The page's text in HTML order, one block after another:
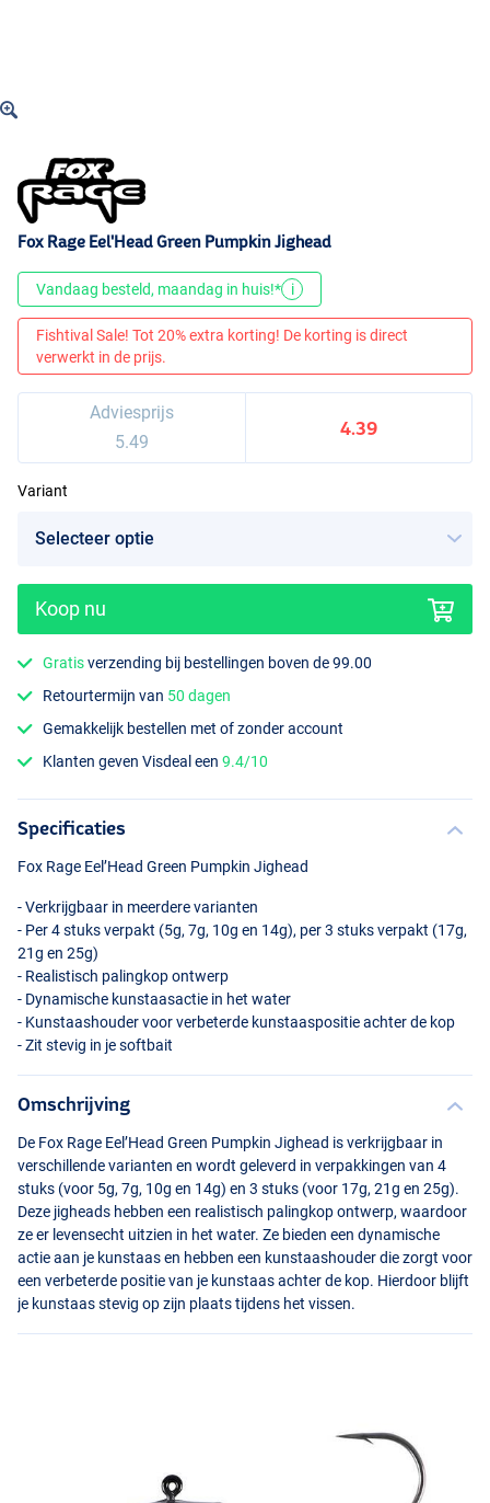
Fox Rage Eel'Head Green Pumpkin Jighead
Vandaag besteld, maandag in huis!* i
Fishtival Sale! Tot 20% extra korting! De korting is direct
verwerkt in de prijs.
Adviesprijs
5.49
4.39
Variant
Koop nu
Gratisverzending bij bestellingen boven de 99.00
Retourtermijn van 50 dagen
Gemakkelijk bestellen met of zonder account
Klanten geven Visdeal een9.4/10
Specificaties
Fox Rage Eel’Head Green Pumpkin Jighead
- Verkrijgbaar in meerdere varianten
- Per 4 stuks verpakt (5g, 7g, 10g en 14g), per 3 stuks verpakt (17g,
21g en 25g)
- Realistisch palingkop ontwerp
- Dynamische kunstaasactie in het water
- Kunstaashouder voor verbeterde kunstaaspositie achter de kop
- Zit stevig in je softbait
Omschrijving
De Fox Rage Eel’Head Green Pumpkin Jighead is verkrijgbaar in
verschillende varianten en wordt geleverd in verpakkingen van 4
stuks (voor 5g, 7g, 10g en 14g) en 3 stuks (voor 17g, 21g en 25g).
Deze jigheads hebben een realistisch palingkop ontwerp, waardoor
ze er levensecht uitzien in het water. Ze bieden een dynamische
actie aan je kunstaas en hebben een kunstaashouder die zorgt voor
een verbeterde positie van je kunstaas achter de kop. Hierdoor blijft
je kunstaas stevig op zijn plaats tijdens het vissen.